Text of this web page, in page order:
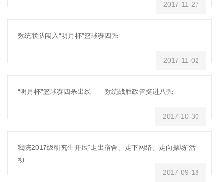
2017-11-27
数统联队闯入“明月杯”篮球赛四强
2017-11-02
“明月杯”篮球赛四杀出线——数统战胜政管挺进八强
2017-10-30
我院2017级研究生开展“走出宿舍、走下网络、走向操场”活
动
2017-09-18